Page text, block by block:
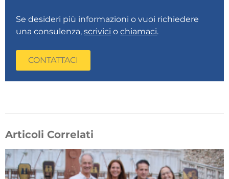
Se desideri più informazioni o vuoi richiedere
una consulenza,scrivici ochiamaci.
CONTATTACI
Articoli Correlati